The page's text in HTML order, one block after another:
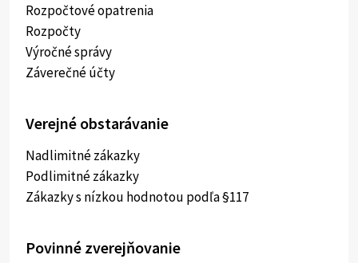
Rozpočtové opatrenia
Rozpočty
Výročné správy
Záverečné účty
Verejné obstarávanie
Nadlimitné zákazky
Podlimitné zákazky
Zákazky s nízkou hodnotou podľa §117
Povinné zverejňovanie